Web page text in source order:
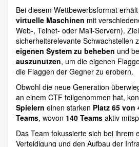
Bei diesem Wettbewerbsformat
virtuelle Maschinen mit
Web-, Telnet- oder Mail-Servern).
sicherheitsrelevante Schwachstellen
eigenen System zu beheben und
auszunutzen, um die eigenen
die Flaggen der Gegner zu erobern.
Obwohl die neue Generation
an einem CTF teilgenommen hat,
Spielern einen starken Platz 65 von
Teams, wovon 140 Teams aktiv
Das Team fokussierte sich bei ihrem
Verteidigung und den Aufbau der